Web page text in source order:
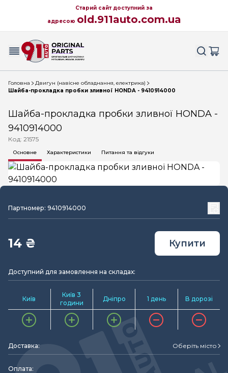
Старий сайт доступний за
адресою old.911auto.com.ua
Головна
Двигун (навісне обладнання, електрика)
Шайба-прокладка пробки зливної HONDA - 9410914000
Шайба-прокладка пробки зливної HONDA -
9410914000
Код: 21575
Основне Характеристики Питання та відгуки
Партномер: 9410914000
14 ₴ Купити
Доступний для замовлення на складах:
Київ
Київ 3
години
Дніпро 1 день В дорозі
Доставка: Оберіть місто
Оплата: